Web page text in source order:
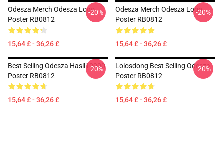
Odesza Merch Odesza Logo
Poster RB0812
15,64 £ - 36,26 £
-20%
Odesza Merch Odesza Logo
Poster RB0812
15,64 £ - 36,26 £
-20%
Best Selling Odesza Hasil10000
Poster RB0812
15,64 £ - 36,26 £
-20%
Lolosdong Best Selling Odesza
Poster RB0812
15,64 £ - 36,26 £
-20%